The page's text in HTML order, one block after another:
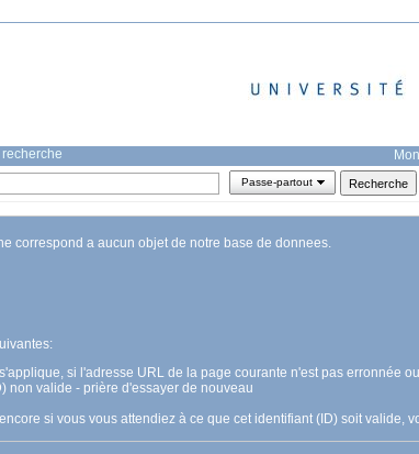
Passe-partout
correspond a aucun objet de notre base de donnees.
si l'adresse URL de la page courante n'est pas erronnée
non valide - prière d'essayer de nouveau
si vous vous attendiez à ce que cet identifiant (ID) soit valide,